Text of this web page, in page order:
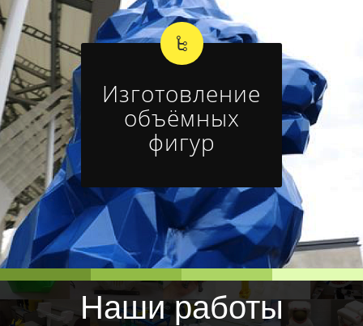
Изготовление
объёмных
фигур
Наши работы